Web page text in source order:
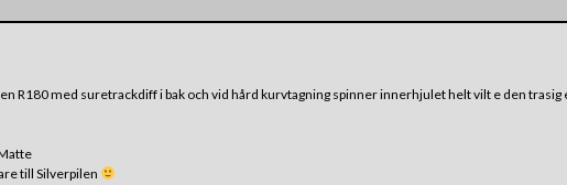
R180 med suretrackdiff i bak och vid hård kurvtagning spinner innerhjulet helt vilt e den trasig
till Silverpilen